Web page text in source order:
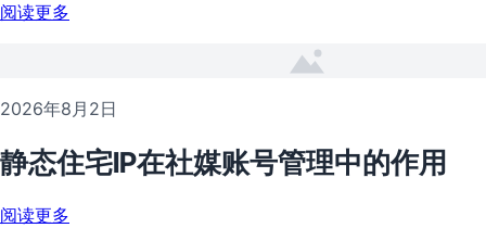
阅读更多
2026年8月2日
静态住宅IP在社媒账号管理中的作用
阅读更多